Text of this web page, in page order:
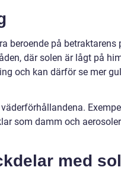
beroende på betraktarens
där solen är lågt på
och kan därför se mer
som damm och
med